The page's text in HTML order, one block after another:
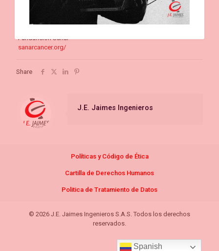
niños, niñas y adolescentes con cáncer y sus familias.
Fundanción Sanar
sanarcancer.org/
Share
J.E. Jaimes Ingenieros
Políticas y Código de Ética
Cartilla de Derechos Humanos
Politica de Tratamiento de Datos
© 2026 J.E. Jaimes Ingenieros S.A.S. Todos los derechos
reservados.
Spanish